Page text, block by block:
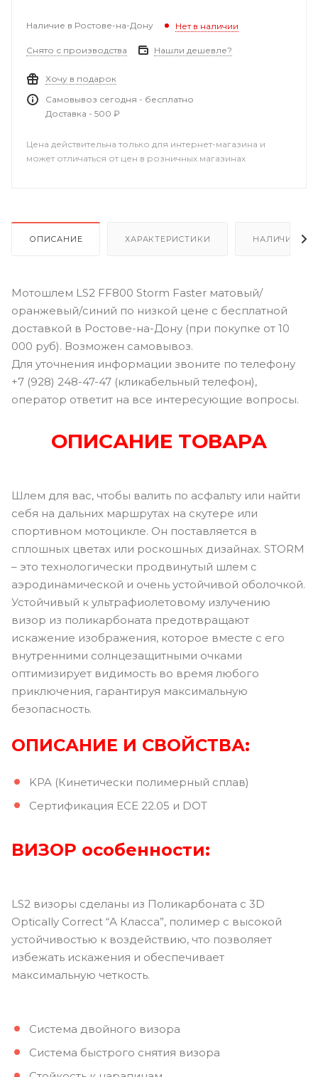
Наличие в Ростове-на-Дону Нет в наличии
Снято с производства Нашли дешевле?
Хочу в подарок
Самовывоз сегодня - бесплатно
Доставка - 500 ₽
Цена действительна только для интернет-магазина и
может отличаться от цен в розничных магазинах
ОПИСАНИЕ ХАРАКТЕРИСТИКИ НАЛИЧИЕ В
Мотошлем LS2 FF800 Storm Faster матовый/
оранжевый/синий по низкой цене с бесплатной
доставкой в Ростове-на-Дону (при покупке от 10
000 руб). Возможен самовывоз.
Для уточнения информации звоните по телефону
+7 (928) 248-47-47 (кликабельный телефон),
оператор ответит на все интересующие вопросы.
ОПИСАНИЕ ТОВАРА
Шлем для вас, чтобы валить по асфальту или найти
себя на дальних маршрутах на скутере или
спортивном мотоцикле. Он поставляется в
сплошных цветах или роскошных дизайнах. STORM
– это технологически продвинутый шлем с
аэродинамической и очень устойчивой оболочкой.
Устойчивый к ультрафиолетовому излучению
визор из поликарбоната предотвращают
искажение изображения, которое вместе с его
внутренними солнцезащитными очками
оптимизирует видимость во время любого
приключения, гарантируя максимальную
безопасность.
ОПИСАНИЕ И СВОЙСТВА:
KPA (Кинетически полимерный сплав)
Сертификация ECE 22.05 и DOT
ВИЗОР особенности:
LS2 визоры сделаны из Поликарбоната с 3D
Optically Correct “А Класса”, полимер с высокой
устойчивостью к воздействию, что позволяет
избежать искажения и обеспечивает
максимальную четкость.
Система двойного визора
Система быстрого снятия визора